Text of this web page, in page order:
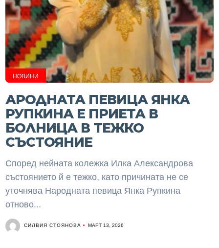
НОВИНИ
АРОДНАТА ПЕВИЦА ЯНКА
РУПКИНА Е ПРИЕТА В
БОЛНИЦА В ТЕЖКО
СЪСТОЯНИЕ
Според нейната колежка Илка Александрова
състоянието й е тежко, като причината не се
уточнява Народната певица Янка Рупкина
отново...
СИЛВИЯ СТОЯНОВА МАРТ 13, 2026